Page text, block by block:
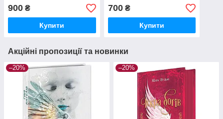
900 ₴
Купити
700₴
Купити
Акційні пропозиції та новинки
–20% –20%